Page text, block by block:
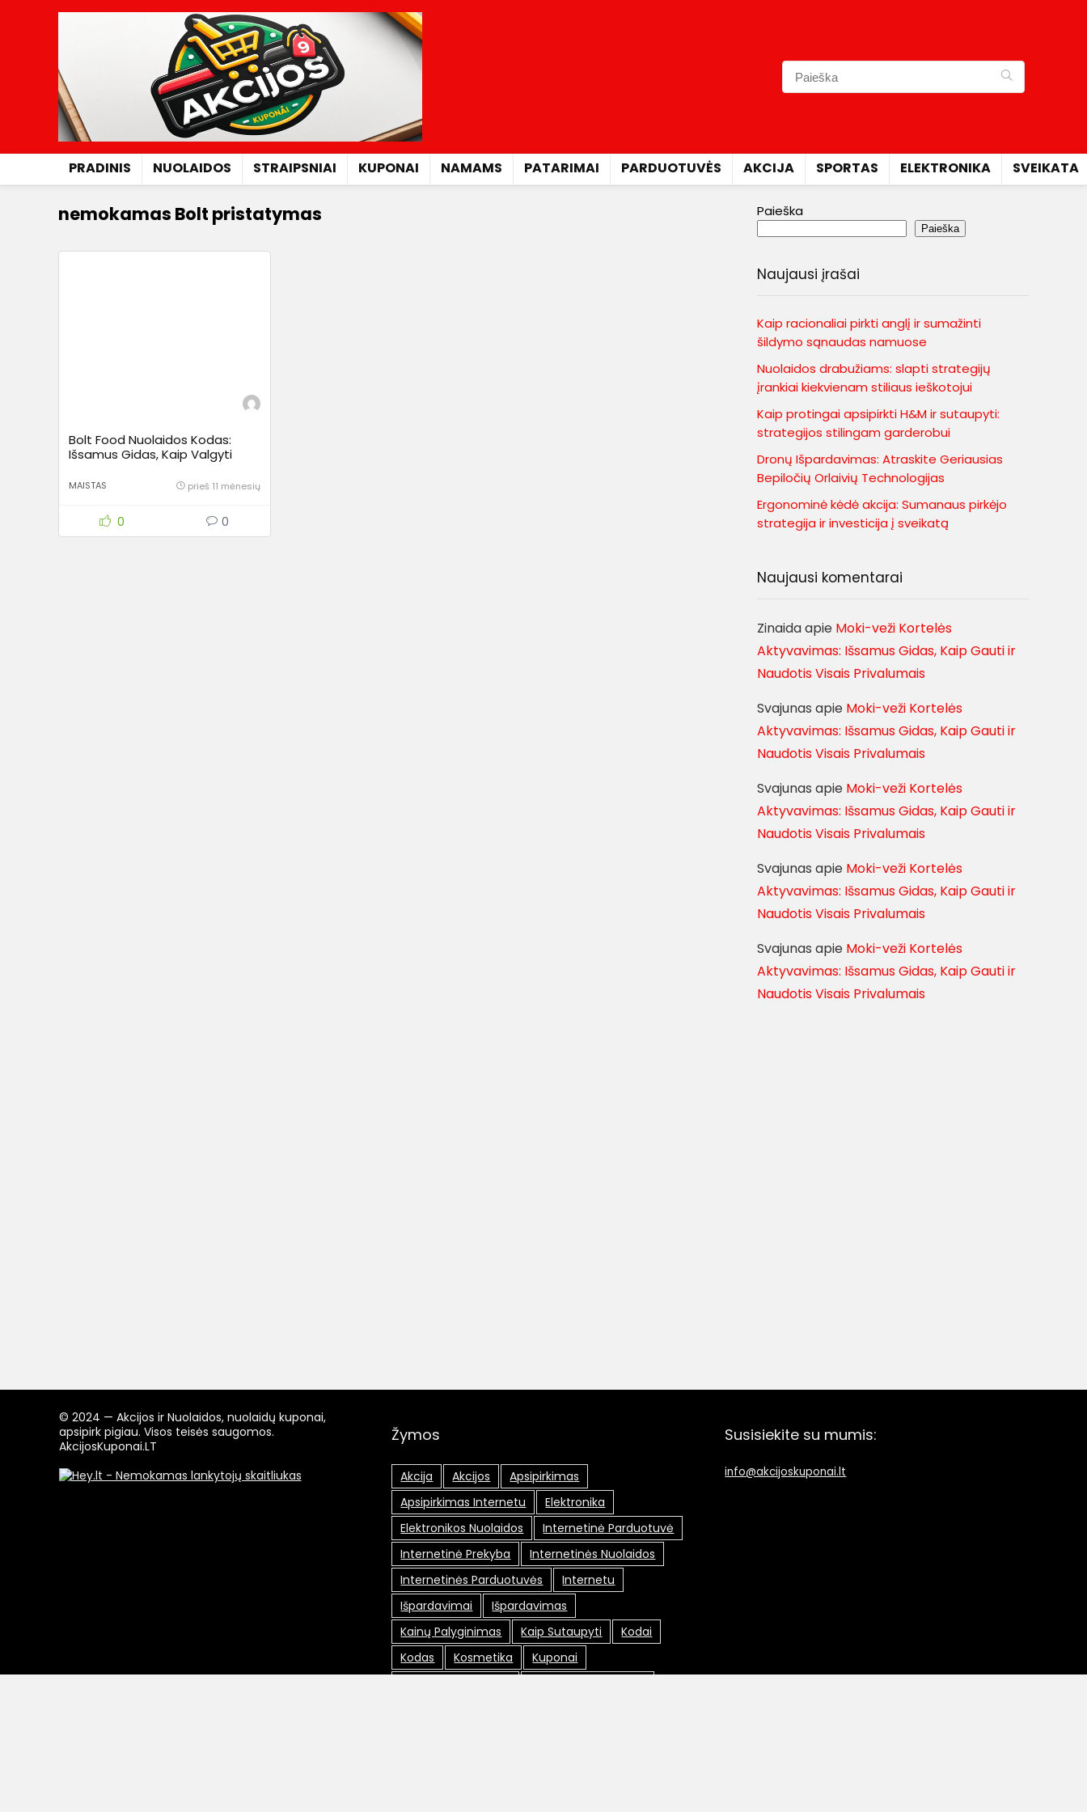
PRADINIS NUOLAIDOS STRAIPSNIAI KUPONAI NAMAMS PATARIMAI PARDUOTUVĖS AKCIJA SPORTAS ELEKTRONIKA SVEIKATA
nemokamas Bolt pristatymas
Bolt Food Nuolaidos Kodas:
Išsamus Gidas, Kaip Valgyti
MAISTAS prieš 11 mėnesių
0 0
Paieška
Paieška
Naujausi įrašai
Kaip racionaliai pirkti anglį ir sumažinti
šildymo sąnaudas namuose
Nuolaidos drabužiams: slapti strategijų
įrankiai kiekvienam stiliaus ieškotojui
Kaip protingai apsipirkti H&M ir sutaupyti:
strategijos stilingam garderobui
Dronų Išpardavimas: Atraskite Geriausias
Bepiločių Orlaivių Technologijas
Ergonominė kėdė akcija: Sumanaus pirkėjo
strategija ir investicija į sveikatą
Naujausi komentarai
Zinaidaapie Moki-veži Kortelės
Aktyvavimas: Išsamus Gidas, Kaip Gauti ir
Naudotis Visais Privalumais
Svajunas apie Moki-veži Kortelės
Aktyvavimas: Išsamus Gidas, Kaip Gauti ir
Naudotis Visais Privalumais
Svajunas apie Moki-veži Kortelės
Aktyvavimas: Išsamus Gidas, Kaip Gauti ir
Naudotis Visais Privalumais
Svajunas apie Moki-veži Kortelės
Aktyvavimas: Išsamus Gidas, Kaip Gauti ir
Naudotis Visais Privalumais
Svajunas apie Moki-veži Kortelės
Aktyvavimas: Išsamus Gidas, Kaip Gauti ir
Naudotis Visais Privalumais
© 2024 — Akcijos ir Nuolaidos, nuolaidų kuponai,
apsipirk pigiau. Visos teisės saugomos.
AkcijosKuponai.LT
Žymos
Akcija Akcijos
Apsipirkimas
Apsipirkimas Internetu
Elektronika
Elektronikos Nuolaidos
Internetinė Parduotuvė
Internetinė Prekyba
Internetinės Nuolaidos
Internetinės Parduotuvės
Internetu
Išpardavimai
Išpardavimas
Kainų Palyginimas
Kaip Sutaupyti
Kodai
Kodas
Kosmetika
Kuponai
Susisiekite su mumis:
info@akcijoskuponai.lt